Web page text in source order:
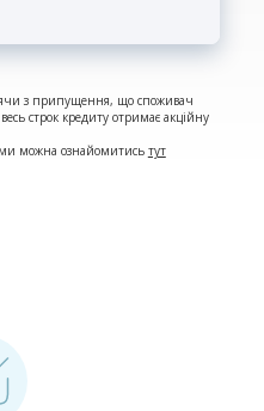
з припущення, що споживач
строк кредиту отримає акційну
можна ознайомитись тут